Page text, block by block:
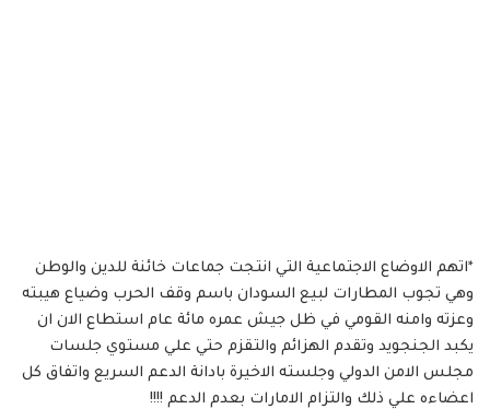
*اتهم الاوضاع الاجتماعية التي انتجت جماعات خائنة للدين والوطن
وهي تجوب المطارات لبيع السودان باسم وقف الحرب وضياع هيبته
وعزته وامنه القومي في ظل جيش عمره مائة عام استطاع الان ان
يكبد الجنجويد وتقدم الهزائم والتقزم حتي علي مستوي جلسات
مجلس الامن الدولي وجلسته الاخيرة بادانة الدعم السريع واتفاق كل
اعضاءه علي ذلك والتزام الامارات بعدم الدعم !!!!